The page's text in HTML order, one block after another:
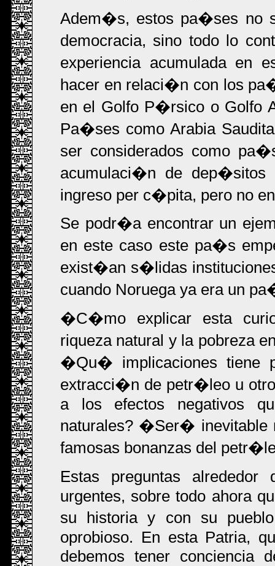
Adem�s, estos pa�ses no
democracia, sino todo lo
experiencia acumulada en
hacer en relaci�n con los
en el Golfo P�rsico o Golfo
Pa�ses como Arabia
ser considerados como
acumulaci�n de dep�sitos
ingreso per c�pita, pero no
Se podr�a encontrar un
en este caso este pa�s
exist�an s�lidas
cuando Noruega ya era un
�C�mo explicar esta
riqueza natural y la pobreza
�Qu� implicaciones tiene
extracci�n de petr�leo u
a los efectos negativos
naturales? �Ser� inevitable
famosas bonanzas del
Estas preguntas
urgentes, sobre todo ahora
su historia y con su
oprobioso. En esta Patria,
debemos tener conciencia